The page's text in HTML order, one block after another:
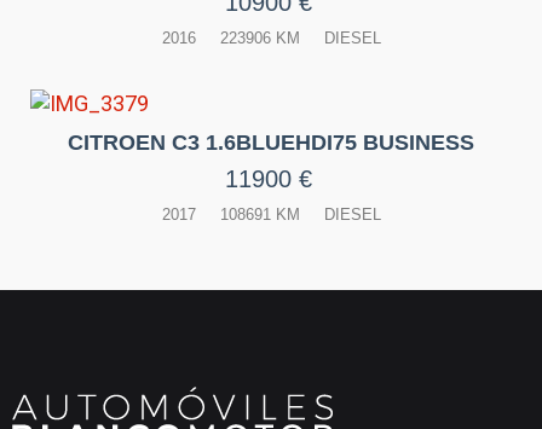
2016 223906 KM DIESEL
CITROEN C3 1.6BLUEHDI75 BUSINESS
11900 €
2017 108691 KM DIESEL